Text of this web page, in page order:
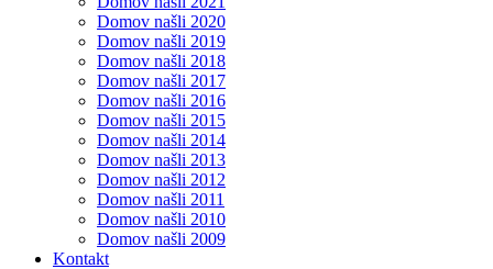
Domov našli 2020
Domov našli 2019
Domov našli 2018
Domov našli 2017
Domov našli 2016
Domov našli 2015
Domov našli 2014
Domov našli 2013
Domov našli 2012
Domov našli 2011
Domov našli 2010
Domov našli 2009
Kontakt